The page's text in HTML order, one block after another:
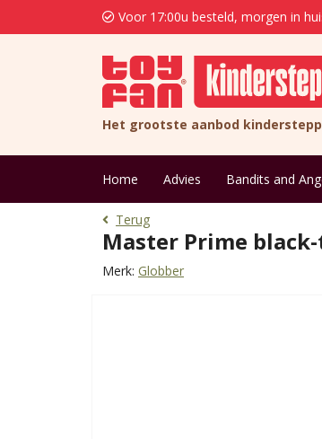
Voor 17:00u besteld, morgen in
Het grootste aanbod
Home Advies Bandits and
Terug
Master Prime
Merk: Globber